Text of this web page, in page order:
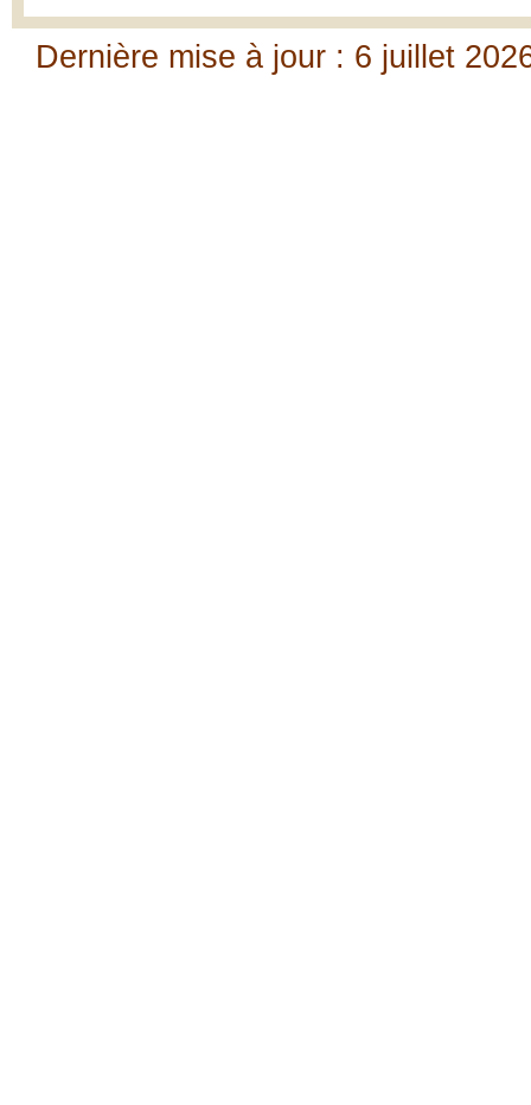
Dernière mise à jour : 6 juillet